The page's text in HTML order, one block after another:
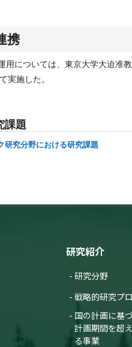
携
用については、東京大学大迫准
実施した。
課題
研究分野における研究課題
研究紹介
研究分野
戦略的研究プ
国の計画に基
計画期間を超
る事業